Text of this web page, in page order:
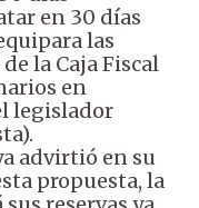
en 30 días
las
la Caja Fiscal
en
legislador
advirtió en su
propuesta, la